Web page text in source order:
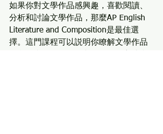
如果你對文學作品感興趣，喜歡閱讀、
分析和討論文學作品，那麼AP English
Literature and Composition是最佳選
擇。這門課程可以説明你瞭解文學作品